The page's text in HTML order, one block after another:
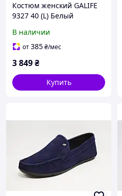
Костюм женский GALIFE
9327 40 (L) Белый
В наличии
от385₴/мес
3 849₴
Купить